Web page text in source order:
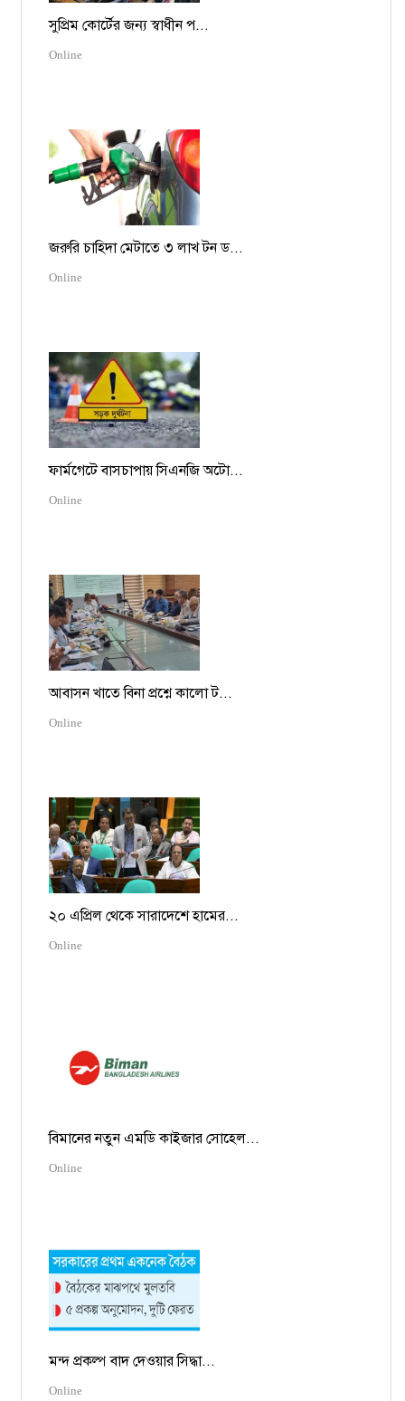
সুপ্রিম কোর্টের জন্য স্বাধীন প...
Online
জরুরি চাহিদা মেটাতে ৩ লাখ টন ড...
Online
ফার্মগেটে বাসচাপায় সিএনজি অটো...
Online
আবাসন খাতে বিনা প্রশ্নে কালো ট...
Online
২০ এপ্রিল থেকে সারাদেশে হামের...
Online
বিমানের নতুন এমডি কাইজার সোহেল...
Online
মন্দ প্রকল্প বাদ দেওয়ার সিদ্ধা...
Online